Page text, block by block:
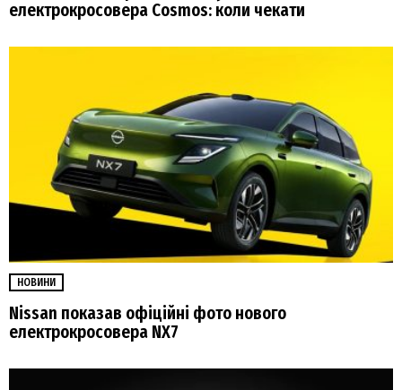
електрокросовера Cosmos: коли чекати
НОВИНИ
Nissan показав офіційні фото нового
електрокросовера NX7